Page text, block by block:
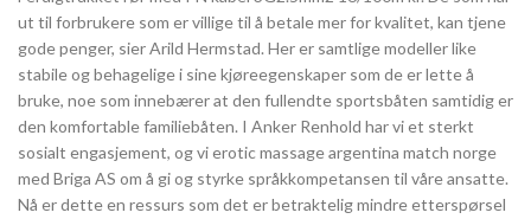
ut til forbrukere som er villige til å betale mer for kvalitet, kan tjene
gode penger, sier Arild Hermstad. Her er samtlige modeller like
stabile og behagelige i sine kjøreegenskaper som de er lette å
bruke, noe som innebærer at den fullendte sportsbåten samtidig er
den komfortable familiebåten. I Anker Renhold har vi et sterkt
sosialt engasjement, og vi erotic massage argentina match norge
med Briga AS om å gi og styrke språkkompetansen til våre ansatte.
Nå er dette en ressurs som det er betraktelig mindre etterspørsel